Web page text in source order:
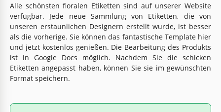
Alle schönsten floralen Etiketten sind auf unserer Website
verfügbar. Jede neue Sammlung von Etiketten, die von
unseren erstaunlichen Designern erstellt wurde, ist besser
als die vorherige. Sie können das fantastische Template hier
und jetzt kostenlos genießen. Die Bearbeitung des Produkts
ist in Google Docs möglich. Nachdem Sie die schicken
Etiketten angepasst haben, können Sie sie im gewünschten
Format speichern.